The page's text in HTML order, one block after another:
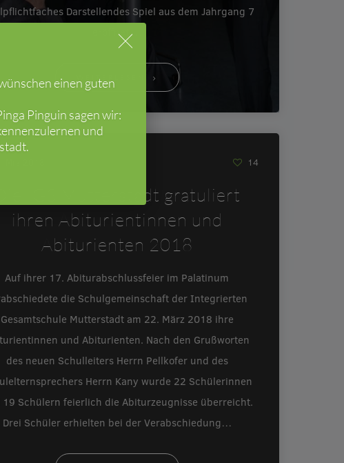
einen guten
Pinguin sagen wir:
und
Darstellendes Spiel aus dem Jahrgang 7
eröffnet.…
WEITERLESEN
Mrz 2018 14
Die IGS Mutterstadt gratuliert
ihren Abiturientinnen und
Abiturienten 2018
Auf ihrer 17. Abiturabschlussfeier im Palatinum
die Schulgemeinschaft der Integrierten
Gesamtschule Mutterstadt am 22. März 2018 ihre
und Abiturienten. Nach den Grußworten
des neuen Schulleiters Herrn Pellkofer und des
Herrn Kany wurde 22 Schülerinnen
19 Schülern feierlich die Abiturzeugnisse überreicht.
Drei Schüler erhielten bei der Verabschiedung…